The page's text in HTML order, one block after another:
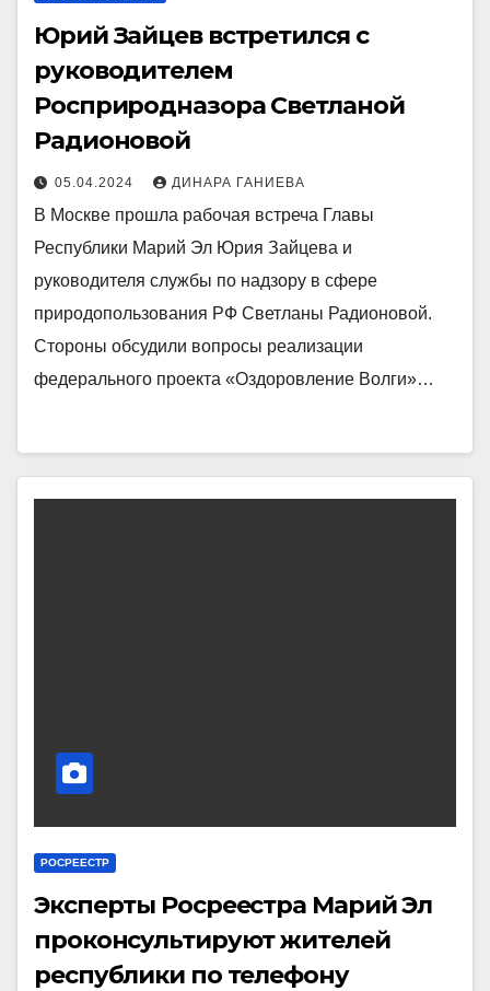
Юрий Зайцев встретился с
руководителем
Росприродназора Светланой
Радионовой
05.04.2024 ДИНАРА ГАНИЕВА
В Москве прошла рабочая встреча Главы
Республики Марий Эл Юрия Зайцева и
руководителя службы по надзору в сфере
природопользования РФ Светланы Радионовой.
Стороны обсудили вопросы реализации
федерального проекта «Оздоровление Волги»…
РОСРЕЕСТР
Эксперты Росреестра Марий Эл
проконсультируют жителей
республики по телефону